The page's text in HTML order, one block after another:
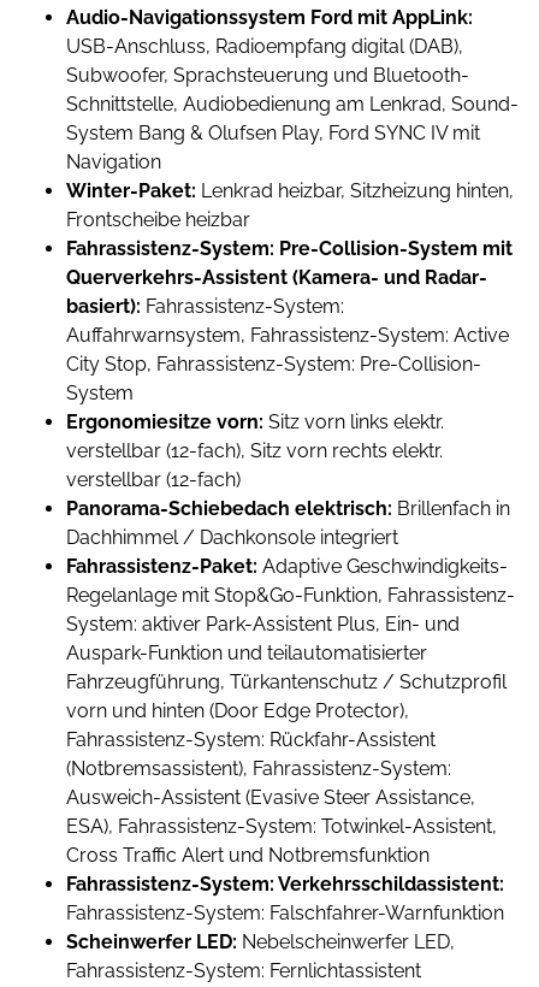
Audio-Navigationssystem Ford mit AppLink:
USB-Anschluss, Radioempfang digital (DAB),
Subwoofer, Sprachsteuerung und Bluetooth-
Schnittstelle, Audiobedienung am Lenkrad, Sound-
System Bang & Olufsen Play, Ford SYNC IV mit
Navigation
Winter-Paket: Lenkrad heizbar, Sitzheizung hinten,
Frontscheibe heizbar
Fahrassistenz-System: Pre-Collision-System mit
Querverkehrs-Assistent (Kamera- und Radar-
basiert): Fahrassistenz-System:
Auffahrwarnsystem, Fahrassistenz-System: Active
City Stop, Fahrassistenz-System: Pre-Collision-
System
Ergonomiesitze vorn: Sitz vorn links elektr.
verstellbar (12-fach), Sitz vorn rechts elektr.
verstellbar (12-fach)
Panorama-Schiebedach elektrisch: Brillenfach in
Dachhimmel / Dachkonsole integriert
Fahrassistenz-Paket: Adaptive Geschwindigkeits-
Regelanlage mit Stop&Go-Funktion, Fahrassistenz-
System: aktiver Park-Assistent Plus, Ein- und
Auspark-Funktion und teilautomatisierter
Fahrzeugführung, Türkantenschutz / Schutzprofil
vorn und hinten (Door Edge Protector),
Fahrassistenz-System: Rückfahr-Assistent
(Notbremsassistent), Fahrassistenz-System:
Ausweich-Assistent (Evasive Steer Assistance,
ESA), Fahrassistenz-System: Totwinkel-Assistent,
Cross Traffic Alert und Notbremsfunktion
Fahrassistenz-System: Verkehrsschildassistent:
Fahrassistenz-System: Falschfahrer-Warnfunktion
Scheinwerfer LED: Nebelscheinwerfer LED,
Fahrassistenz-System: Fernlichtassistent